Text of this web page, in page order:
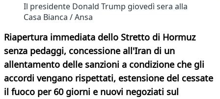
Il presidente Donald Trump giovedì sera alla
Casa Bianca / Ansa
Riapertura immediata dello Stretto di Hormuz
senza pedaggi, concessione all'Iran di un
allentamento delle sanzioni a condizione che gli
accordi vengano rispettati, estensione del cessate
il fuoco per 60 giorni e nuovi negoziati sul